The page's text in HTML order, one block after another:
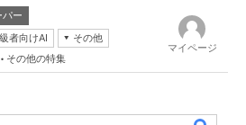
パー
者向けAI
その他
その他の特集
マイページ